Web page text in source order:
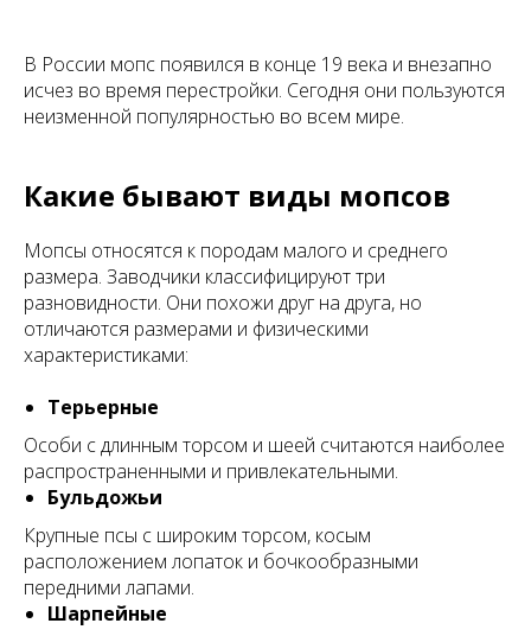
В России мопс появился в конце 19 века и внезапно
исчез во время перестройки. Сегодня они пользуются
неизменной популярностью во всем мире.
Какие бывают виды мопсов
Мопсы относятся к породам малого и среднего
размера. Заводчики классифицируют три
разновидности. Они похожи друг на друга, но
отличаются размерами и физическими
характеристиками:
Терьерные
Особи с длинным торсом и шеей считаются наиболее
распространенными и привлекательными.
Бульдожьи
Крупные псы с широким торсом, косым
расположением лопаток и бочкообразными
передними лапами.
Шарпейные